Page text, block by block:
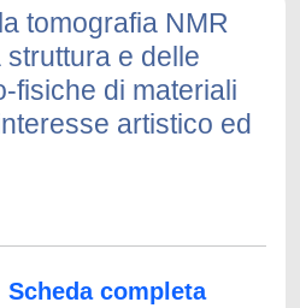
tomografia NMR
e delle
fisiche di materiali
artistico ed
Scheda completa